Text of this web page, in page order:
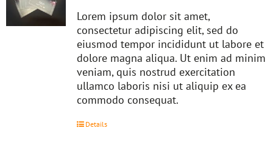
Lorem ipsum dolor sit amet,
consectetur adipiscing elit, sed do
eiusmod tempor incididunt ut labore et
dolore magna aliqua. Ut enim ad minim
veniam, quis nostrud exercitation
ullamco laboris nisi ut aliquip ex ea
commodo consequat.
Details